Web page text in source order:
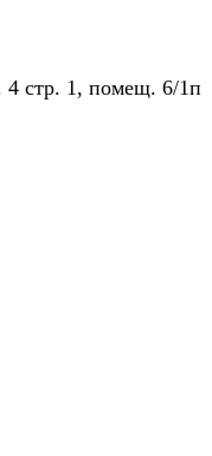
4 стр. 1, помещ. 6/1п